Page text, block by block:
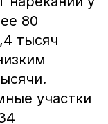
80
тысяч
участки